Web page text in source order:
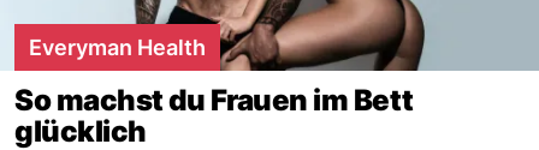
Everyman Health
So machst du Frauen im Bett
glücklich